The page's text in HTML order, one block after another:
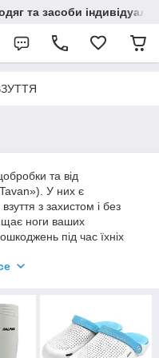
та засоби
та від
У них є
з захистом і без
ноги ваших
під час їхніх